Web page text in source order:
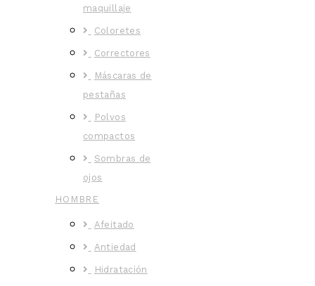
maquillaje
Coloretes
Correctores
Máscaras de
pestañas
Polvos
compactos
Sombras de
ojos
HOMBRE
Afeitado
Antiedad
Hidratación